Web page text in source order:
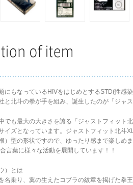
にもなっているHIVをはじめとするSTD(性感
と北斗の拳が手を組み、誕生したのが「ジャ
でも最大の大きさを誇る「ジャストフィット
イズとなっています。ジャストフィット北斗
）型の形状ですので、ゆったり感まで楽しめ
言葉に様々な活動を展開しています！！
）とは
名乗り、翼の生えたコブラの紋章を掲げた拳